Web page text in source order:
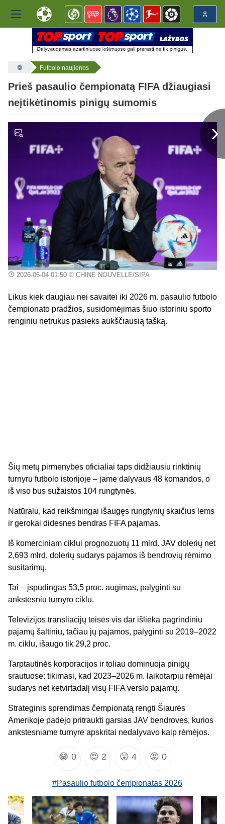
Futbolo naujienos
Prieš pasaulio čempionatą FIFA džiaugiasi
neįtikėtinomis pinigų sumomis
2026-06-04 01:50© CHINE NOUVELLE/SIPA
Likus kiek daugiau nei savaitei iki 2026 m. pasaulio futbolo
čempionato pradžios, susidomėjimas šiuo istoriniu sporto
renginiu netrukus pasieks aukščiausią tašką.
Šių metų pirmenybės oficialiai taps didžiausiu rinktinių
turnyru futbolo istorijoje – jame dalyvaus 48 komandos, o
iš viso bus sužaistos 104 rungtynės.
Natūralu, kad reikšmingai išaugęs rungtynių skaičius lems
ir gerokai didesnes bendras FIFA pajamas.
Iš komerciniam ciklui prognozuotų 11 mlrd. JAV dolerių net
2,693 mlrd. dolerių sudarys pajamos iš bendrovių rėmimo
susitarimų.
Tai – įspūdingas 53,5 proc. augimas, palyginti su
ankstesniu turnyro ciklu.
Televizijos transliacijų teisės vis dar išlieka pagrindiniu
pajamų šaltiniu, tačiau jų pajamos, palyginti su 2019–2022
m. ciklu, išaugo tik 29,2 proc.
Tarptautinės korporacijos ir toliau dominuoja pinigų
srautuose: tikimasi, kad 2023–2026 m. laikotarpiu rėmėjai
sudarys net ketvirtadalį visų FIFA verslo pajamų.
Strateginis sprendimas čempionatą rengti Šiaurės
Amerikoje padėjo pritraukti garsias JAV bendroves, kurios
ankstesniame turnyre apskritai nedalyvavo kaip rėmėjos.
😂 0 😍 2 😲 4 😡 0
#Pasaulio futbolo čempionatas 2026